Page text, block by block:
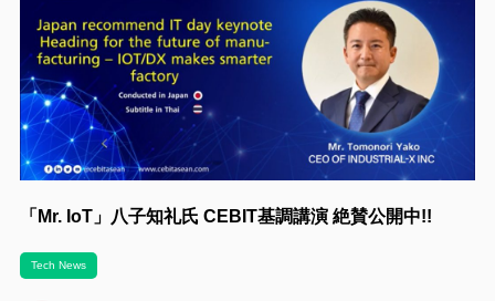
「Mr. IoT」八子知礼氏 CEBIT基調講演 絶賛公開中!!
Tech News